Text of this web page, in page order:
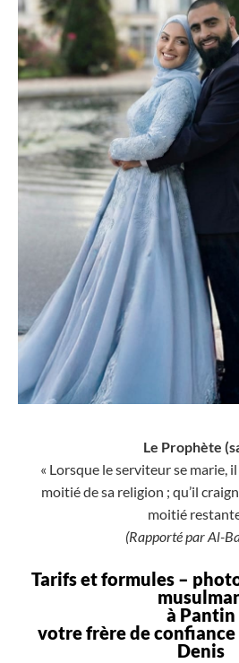
Le Prophète
« Lorsque le serviteur se marie,
moitié de sa religion ; qu’il
moitié
(Rapporté par Al-
Tarifs et formules –
à Pantin
votre frère de confiance
Denis